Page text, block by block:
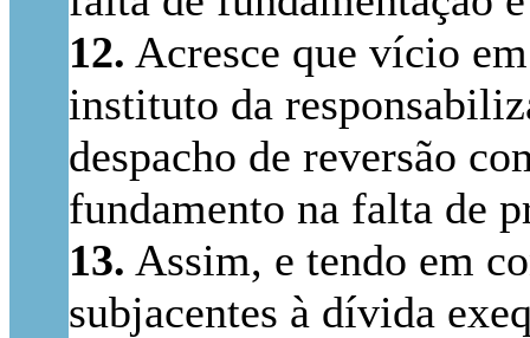
12. Acresce que vício
instituto da
despacho de reversão
fundamento na falta de
13. Assim, e tendo em
subjacentes à dívida